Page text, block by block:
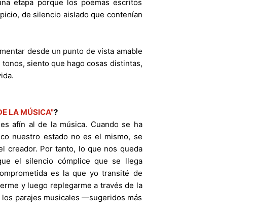
etapa porque los poemas escritos
de silencio aislado que contenían
desde un punto de vista amable
siento que hago cosas distintas,
LA MÚSICA"?
afín al de la música. Cuando se ha
nuestro estado no es el mismo, se
creador. Por tanto, lo que nos queda
el silencio cómplice que se llega
es la que yo transité de
y luego replegarme a través de la
parajes musicales —sugeridos más